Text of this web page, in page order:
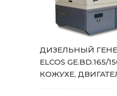
ДИЗЕЛЬНЫЙ
ELCOS GE.BD.165/
КОЖУХЕ,